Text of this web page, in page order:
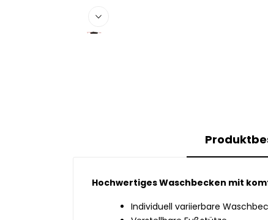
Hochwertiges Waschbecken mit
Individuell variierbare